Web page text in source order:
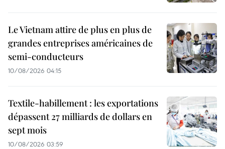
Le Vietnam attire de plus en plus de
grandes entreprises américaines de
semi-conducteurs
10/08/2026 04:15
Textile-habillement : les exportations
dépassent 27 milliards de dollars en
sept mois
10/08/2026 03:59